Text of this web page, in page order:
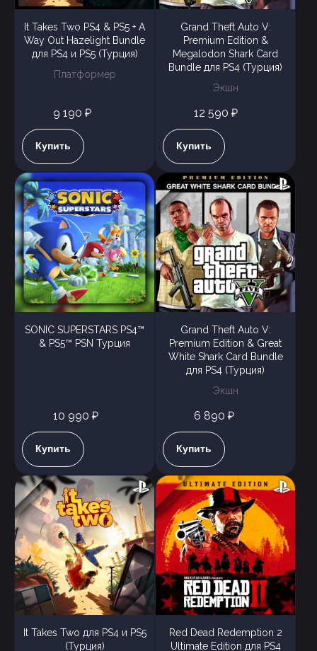
It Takes Two PS4 & PS5 + A
Way Out Hazelight Bundle
для PS4 и PS5 (Турция)
Платформер
9 190 ₽
Купить
Grand Theft Auto V:
Premium Edition &
Megalodon Shark Card
Bundle для PS4 (Турция)
Экшн
12 590 ₽
Купить
SONIC SUPERSTARS PS4™
& PS5™ PSN Турция
10 990 ₽
Купить
Grand Theft Auto V:
Premium Edition & Great
White Shark Card Bundle
для PS4 (Турция)
Экшн
6 890 ₽
Купить
It Takes Two для PS4 и PS5
(Турция)
Red Dead Redemption 2
Ultimate Edition для PS4